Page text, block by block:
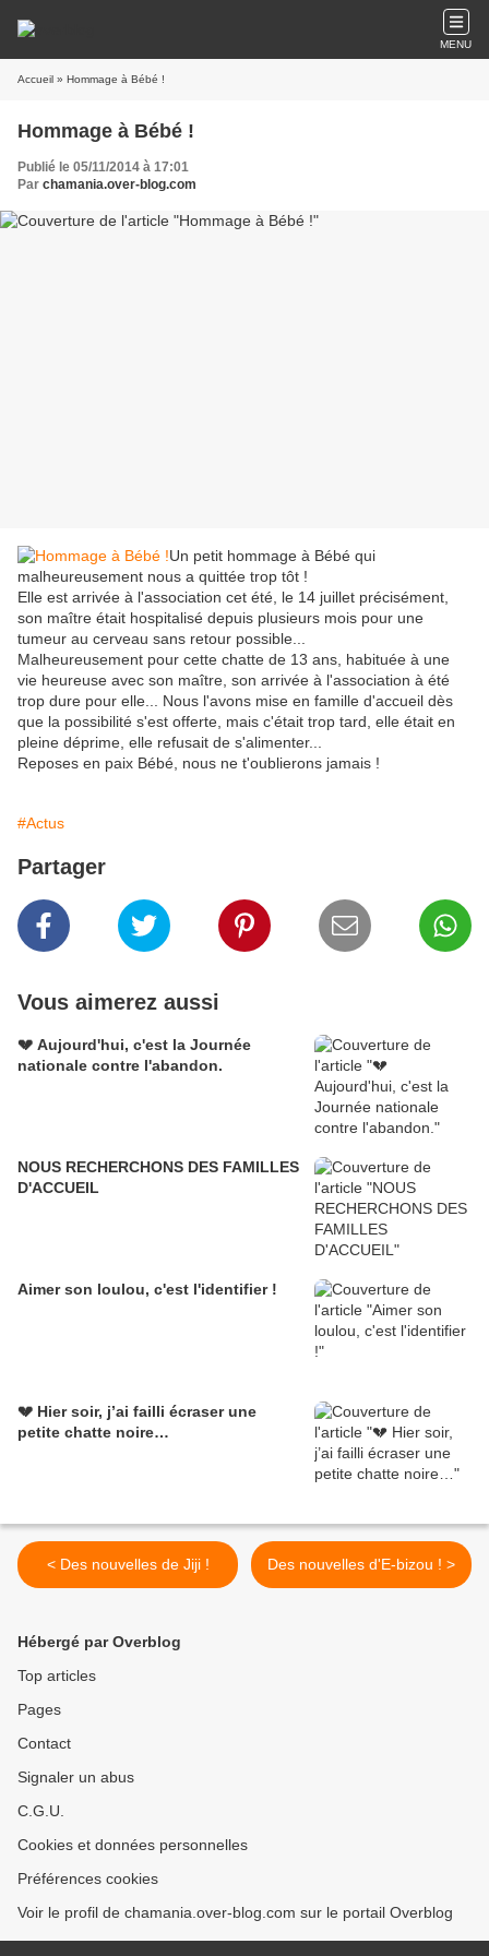
MENU
Accueil » Hommage à Bébé !
Hommage à Bébé !
Publié le 05/11/2014 à 17:01
Par chamania.over-blog.com
Un petit hommage à Bébé qui
malheureusement nous a quittée trop tôt !
Elle est arrivée à l'association cet été, le 14 juillet précisément,
son maître était hospitalisé depuis plusieurs mois pour une
tumeur au cerveau sans retour possible...
Malheureusement pour cette chatte de 13 ans, habituée à une
vie heureuse avec son maître, son arrivée à l'association à été
trop dure pour elle... Nous l'avons mise en famille d'accueil dès
que la possibilité s'est offerte, mais c'était trop tard, elle était en
pleine déprime, elle refusait de s'alimenter...
Reposes en paix Bébé, nous ne t'oublierons jamais !
#Actus
Partager
Vous aimerez aussi
💔 Aujourd'hui, c'est la Journée
nationale contre l'abandon.
NOUS RECHERCHONS DES FAMILLES
D'ACCUEIL
Aimer son loulou, c'est l'identifier !
💔 Hier soir, j’ai failli écraser une
petite chatte noire…
< Des nouvelles de Jiji ! Des nouvelles d'E-bizou ! >
Hébergé par Overblog
Top articles
Pages
Contact
Signaler un abus
C.G.U.
Cookies et données personnelles
Préférences cookies
Voir le profil de chamania.over-blog.com sur le portail Overblog